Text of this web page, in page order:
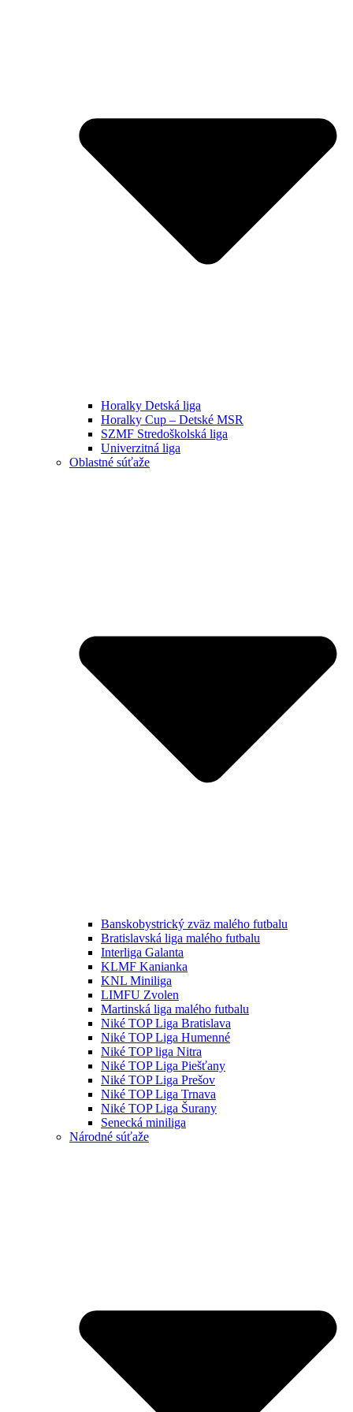
Horalky Detská liga
Horalky Cup – Detské MSR
SZMF Stredoškolská liga
Univerzitná liga
Oblastné súťaže
Banskobystrický zväz malého futbalu
Bratislavská liga malého futbalu
Interliga Galanta
KLMF Kanianka
KNL Miniliga
LIMFU Zvolen
Martinská liga malého futbalu
Niké TOP Liga Bratislava
Niké TOP Liga Humenné
Niké TOP liga Nitra
Niké TOP Liga Piešťany
Niké TOP Liga Prešov
Niké TOP Liga Trnava
Niké TOP Liga Šurany
Senecká miniliga
Národné súťaže